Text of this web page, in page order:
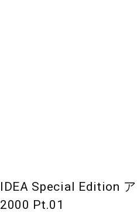
IDEA Special Edition
2000 Pt.01